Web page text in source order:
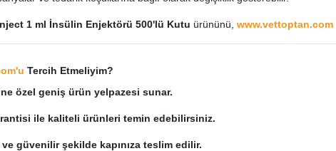
1 ml İnsülin Enjektörü 500'lü Kutu ürününü, www.vettoptan.com
Tercih Etmeliyim?
özel geniş ürün yelpazesi sunar.
ile kaliteli ürünleri temin edebilirsiniz.
ve güvenilir şekilde kapınıza teslim edilir.